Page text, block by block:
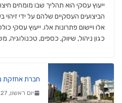
ייעוץ עסקי הוא תהליך שבו מומחים
הביצועים העסקיים שלהם על ידי זיהוי
אלו ויישום פתרונות אלו. ייעוץ עסקי
כגון ניהול, שיווק, כספים, טכנולוגיה,
חברת אחזקת
יום ראשון, 27 אוגוסט 2023, 11:37